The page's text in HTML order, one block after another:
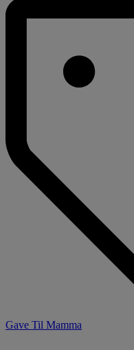
Gave Til Mamma